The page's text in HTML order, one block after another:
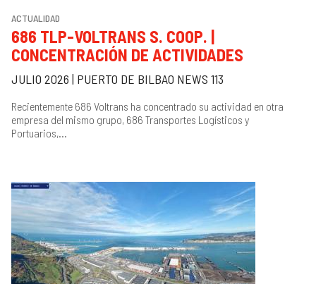
ACTUALIDAD
686 TLP-VOLTRANS S. COOP. |
CONCENTRACIÓN DE ACTIVIDADES
JULIO 2026 | PUERTO DE BILBAO NEWS 113
Recientemente 686 Voltrans ha concentrado su actividad en otra
empresa del mismo grupo, 686 Transportes Logísticos y
Portuarios,...